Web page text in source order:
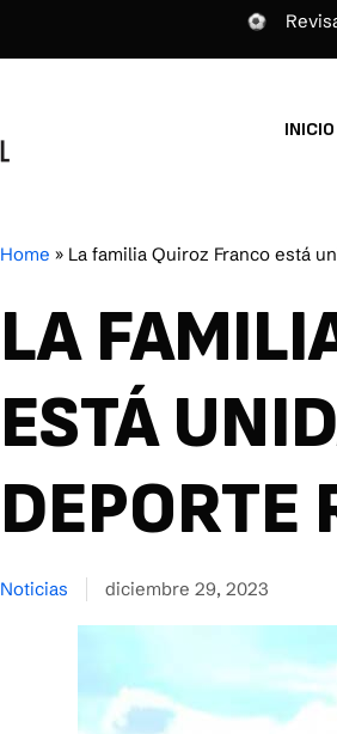
INICIO
Home » La familia Quiroz Franco está
LA
ESTÁ
DEPORTE
Noticias diciembre 29, 2023